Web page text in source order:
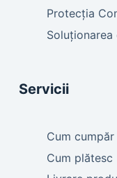
Protecția
Servicii
Cum cumpăr
Cum plătesc